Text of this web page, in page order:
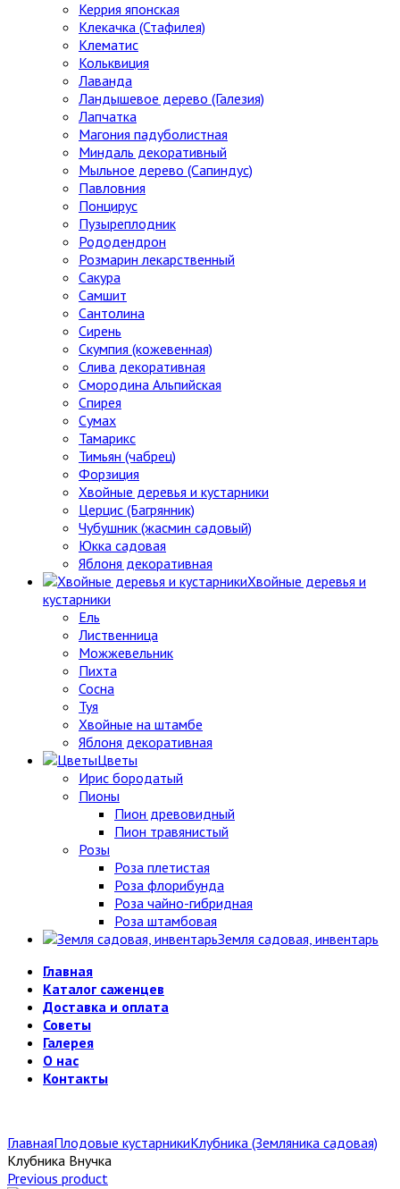
Керрия японская
Клекачка (Стафилея)
Клематис
Кольквиция
Лаванда
Ландышевое дерево (Галезия)
Лапчатка
Магония падуболистная
Миндаль декоративный
Мыльное дерево (Сапиндус)
Павловния
Понцирус
Пузыреплодник
Рододендрон
Розмарин лекарственный
Сакура
Самшит
Сантолина
Сирень
Скумпия (кожевенная)
Слива декоративная
Смородина Альпийская
Спирея
Сумах
Тамарикс
Тимьян (чабрец)
Форзиция
Хвойные деревья и кустарники
Церцис (Багрянник)
Чубушник (жасмин садовый)
Юкка садовая
Яблоня декоративная
Хвойные деревья и
кустарники
Ель
Лиственница
Можжевельник
Пихта
Сосна
Туя
Хвойные на штамбе
Яблоня декоративная
Цветы
Ирис бородатый
Пионы
Пион древовидный
Пион травянистый
Розы
Роза плетистая
Роза флорибунда
Роза чайно-гибридная
Роза штамбовая
Земля садовая, инвентарь
Главная
Каталог саженцев
Доставка и оплата
Советы
Галерея
О нас
Контакты
ГлавнаяПлодовые кустарникиКлубника (Земляника садовая)
Клубника Внучка
Previous product